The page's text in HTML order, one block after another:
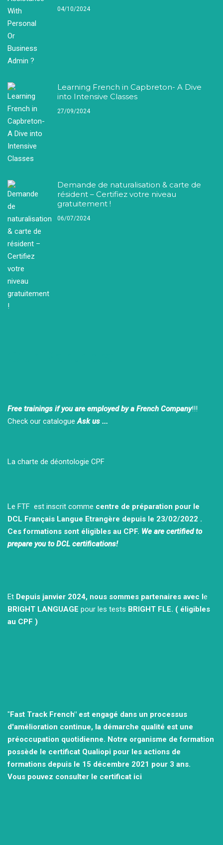
04/10/2024
Learning French in Capbreton- A Dive
into Intensive Classes
27/09/2024
Demande de naturalisation & carte de
résident – Certifiez votre niveau
gratuitement !
06/07/2024
Free trainings if you are employed by a French Company!!!
Check our catalogueAsk us ...
La charte de déontologie CPF
Le FTF est inscrit comme centre de préparation pour le
DCL Français Langue Etrangère depuis le 23/02/2022 .
Ces formations sont éligibles au CPF. We are certified to
prepare you to DCL certifications!
Et Depuis janvier 2024, nous sommes partenaires avec le
BRIGHT LANGUAGE pour les tests BRIGHT FLE. ( éligibles
au CPF )
"Fast Track French" est engagé dans un processus
d'amélioration continue, la démarche qualité est une
préoccupation quotidienne. Notre organisme de formation
possède le certificat Qualiopi pour les actions de
formations depuis le 15 décembre 2021 pour 3 ans.
Vous pouvez consulter le certificat ici